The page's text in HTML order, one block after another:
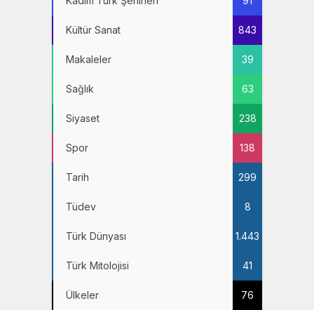
Kültür Sanat 843
Makaleler 39
Sağlık 63
Siyaset 238
Spor 138
Tarih 299
Tüdev 8
Türk Dünyası 1.443
Türk Mitolojisi 41
Ülkeler 76